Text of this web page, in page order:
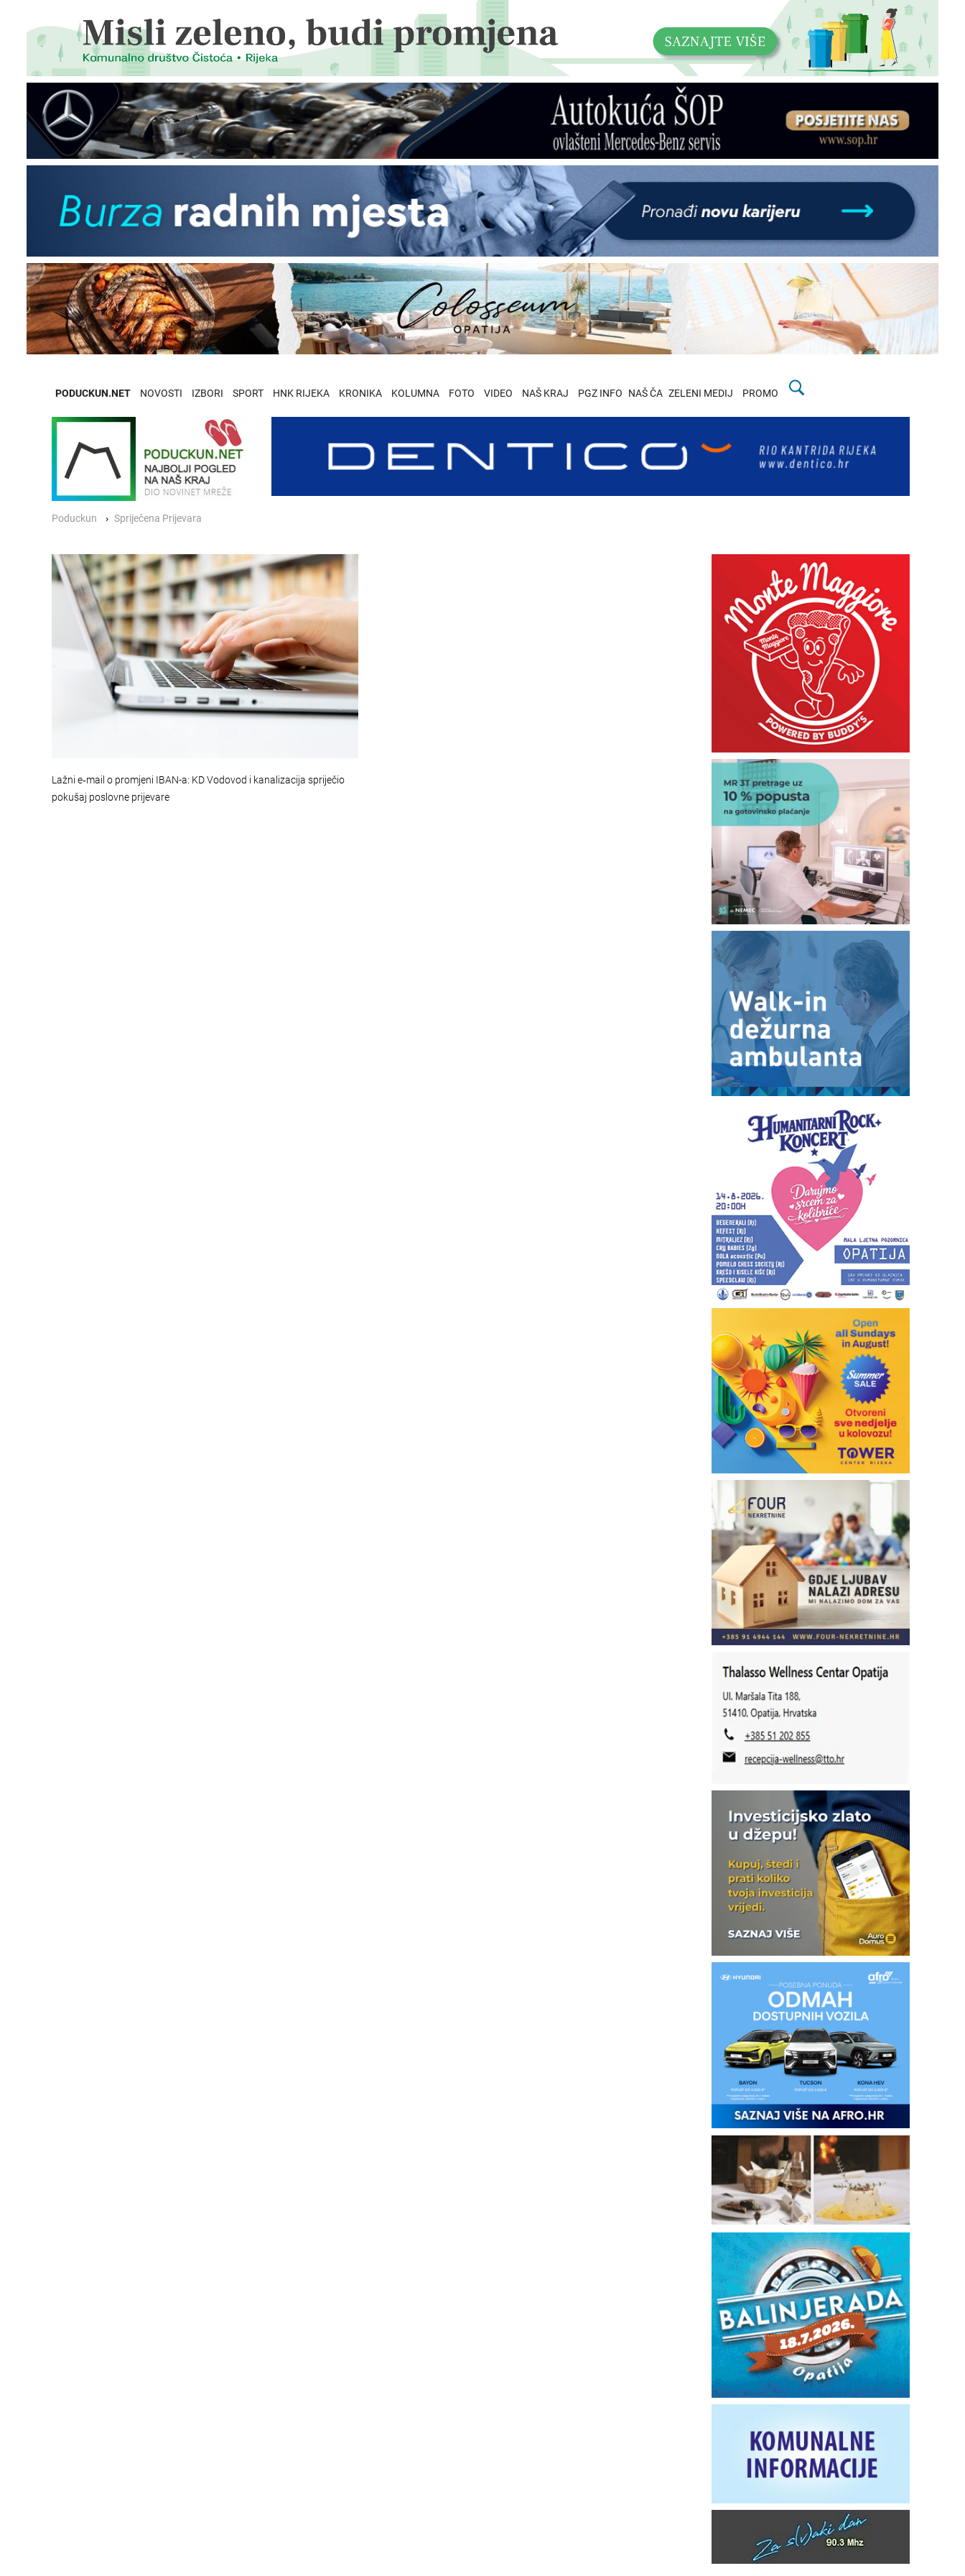
PODUCKUN.NET NOVOSTI IZBORI SPORT HNK RIJEKA KRONIKA KOLUMNA FOTO VIDEO NAŠ KRAJ PGZ INFO NAŠ ČA ZELENI MEDIJ PROMO
Poduckun Spriječena Prijevara
Lažni e‑mail o promjeni IBAN-a: KD Vodovod i kanalizacija spriječio
pokušaj poslovne prijevare